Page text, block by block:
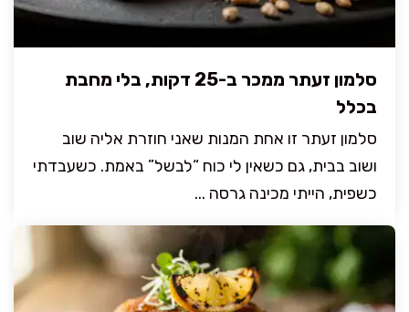
סלמון זעתר ממכר ב-25 דקות, בלי מחבת
בכלל
סלמון זעתר זו אחת המנות שאני חוזרת אליה שוב
ושוב בבית, גם כשאין לי כוח “לבשל” באמת. כשעבדתי
כשפית, הייתי מכינה גרסה ...